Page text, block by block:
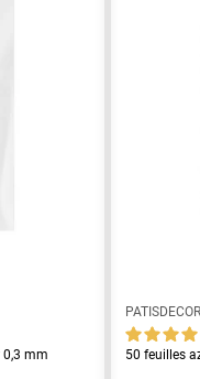
0,3 mm
50 feuilles